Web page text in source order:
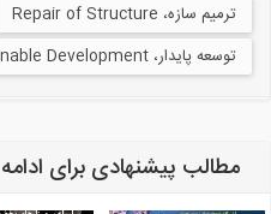
ترمیم سازه، Repair of Structure
توسعه پایدار، Sustainable Development
مطالب پیشنهادی برای ادامه